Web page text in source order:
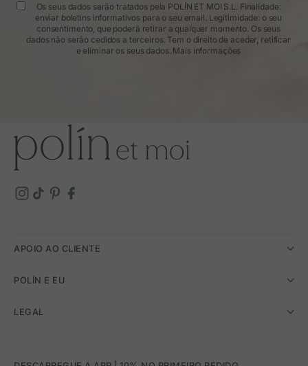
Os seus dados serão tratados pela POLÍN ET MOI S.L. Finalidade:
enviar boletins informativos para o seu email. Legitimidade: o seu
consentimento, que poderá retirar a qualquer momento. Os seus
dados não serão cedidos a terceiros. Tem o direito de aceder, retificar
e eliminar os seus dados. Mais informações
APOIO AO CLIENTE
POLÍN E EU
LEGAL